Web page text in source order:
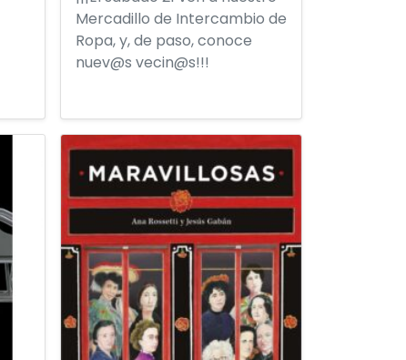
Mercadillo de Intercambio de
Ropa, y, de paso, conoce
nuev@s vecin@s!!!